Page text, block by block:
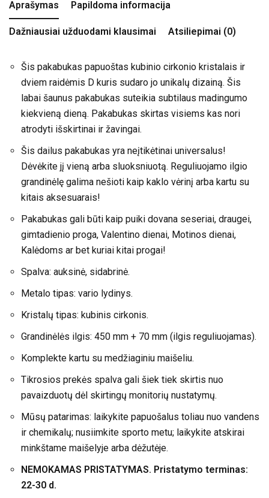
Aprašymas Papildoma informacija
Dažniausiai užduodami klausimai Atsiliepimai (0)
Šis pakabukas papuoštas kubinio cirkonio kristalais ir
dviem raidėmis D kuris sudaro jo unikalų dizainą. Šis
labai šaunus pakabukas suteikia subtilaus madingumo
kiekvieną dieną. Pakabukas skirtas visiems kas nori
atrodyti išskirtinai ir žavingai.
Šis dailus pakabukas yra neįtikėtinai universalus!
Dėvėkite jį vieną arba sluoksniuotą. Reguliuojamo ilgio
grandinėlę galima nešioti kaip kaklo vėrinį arba kartu su
kitais aksesuarais!
Pakabukas gali būti kaip puiki dovana seseriai, draugei,
gimtadienio proga, Valentino dienai, Motinos dienai,
Kalėdoms ar bet kuriai kitai progai!
Spalva: auksinė, sidabrinė.
Metalo tipas: vario lydinys.
Kristalų tipas: kubinis cirkonis.
Grandinėlės ilgis: 450 mm + 70 mm (ilgis reguliuojamas).
Komplekte kartu su medžiaginiu maišeliu.
Tikrosios prekės spalva gali šiek tiek skirtis nuo
pavaizduotų dėl skirtingų monitorių nustatymų.
Mūsų patarimas: laikykite papuošalus toliau nuo vandens
ir chemikalų; nusiimkite sporto metu; laikykite atskirai
minkštame maišelyje arba dėžutėje.
NEMOKAMAS PRISTATYMAS. Pristatymo terminas:
22-30 d.